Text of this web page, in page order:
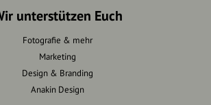
unterstützen Euch
Fotografie & mehr
Marketing
Design & Branding
Anakin Design